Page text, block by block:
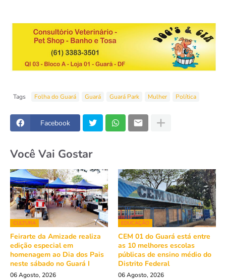
Tags Folha do Guará Guará Guará Park Mulher Política
Facebook
Você Vai Gostar
CULTURA
Feirarte da Amizade realiza
edição especial em
homenagem ao Dia dos Pais
neste sábado no Guará I
06 Agosto, 2026
EDUCAÇÃO
CEM 01 do Guará está entre
as 10 melhores escolas
públicas de ensino médio do
Distrito Federal
06 Agosto, 2026